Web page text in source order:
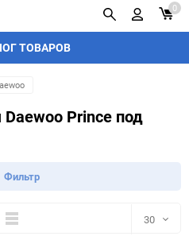
ТОВАРОВ
0
Prince под
Фильтр
Компактно 30